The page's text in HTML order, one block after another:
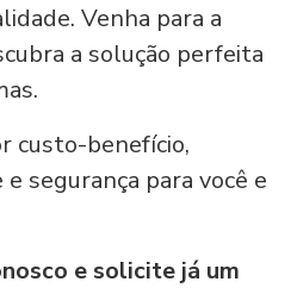
Venha para a
a solução perfeita
custo-benefício,
segurança para você e
e solicite já um